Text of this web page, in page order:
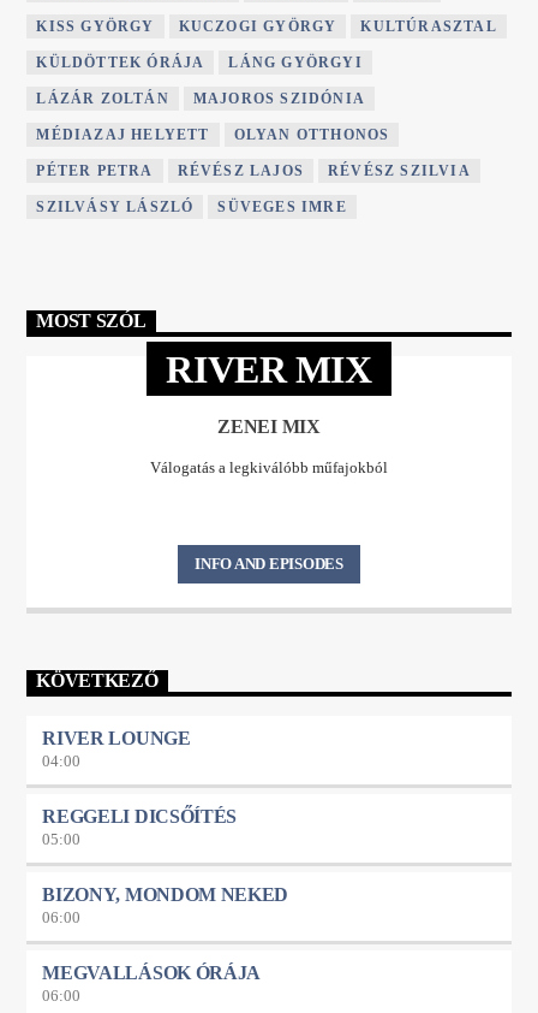
KISS GYÖRGY KUCZOGI GYÖRGY KULTÚRASZTAL
KÜLDÖTTEK ÓRÁJA LÁNG GYÖRGYI
LÁZÁR ZOLTÁN MAJOROS SZIDÓNIA
MÉDIAZAJ HELYETT OLYAN OTTHONOS
PÉTER PETRA RÉVÉSZ LAJOS RÉVÉSZ SZILVIA
SZILVÁSY LÁSZLÓ SÜVEGES IMRE
MOST SZÓL
RIVER MIX
ZENEI MIX
Válogatás a legkiválóbb műfajokból
INFO AND EPISODES
KÖVETKEZŐ
RIVER LOUNGE
04:00
REGGELI DICSŐÍTÉS
05:00
BIZONY, MONDOM NEKED
06:00
MEGVALLÁSOK ÓRÁJA
06:00